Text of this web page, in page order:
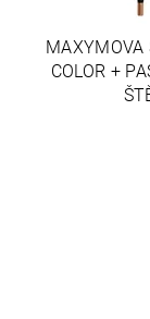
MAXYMOVA
COLOR +